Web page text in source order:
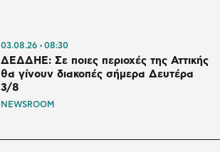
03.08.26 08:30
ΔΕΔΔΗΕ: Σε ποιες περιοχές της Αττικής
θα γίνουν διακοπές σήμερα Δευτέρα
3/8
NEWSROOM